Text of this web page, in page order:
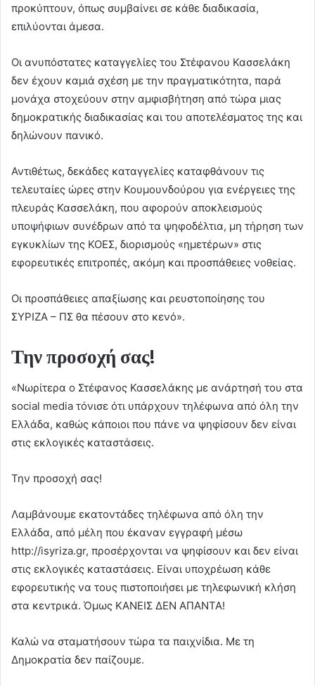
προκύπτουν, όπως συμβαίνει σε κάθε διαδικασία,
επιλύονται άμεσα.
Οι ανυπόστατες καταγγελίες του Στέφανου Κασσελάκη
δεν έχουν καμιά σχέση με την πραγματικότητα, παρά
μονάχα στοχεύουν στην αμφισβήτηση από τώρα μιας
δημοκρατικής διαδικασίας και του αποτελέσματος της και
δηλώνουν πανικό.
Αντιθέτως, δεκάδες καταγγελίες καταφθάνουν τις
τελευταίες ώρες στην Κουμουνδούρου για ενέργειες της
πλευράς Κασσελάκη, που αφορούν αποκλεισμούς
υποψήφιων συνέδρων από τα ψηφοδέλτια, μη τήρηση των
εγκυκλίων της ΚΟΕΣ, διορισμούς «ημετέρων» στις
εφορευτικές επιτροπές, ακόμη και προσπάθειες νοθείας.
Οι προσπάθειες απαξίωσης και ρευστοποίησης του
ΣΥΡΙΖΑ – ΠΣ θα πέσουν στο κενό».
Την προσοχή σας!
«Νωρίτερα ο Στέφανος Κασσελάκης με ανάρτησή του στα
social media τόνισε ότι υπάρχουν τηλέφωνα από όλη την
Ελλάδα, καθώς κάποιοι που πάνε να ψηφίσουν δεν είναι
στις εκλογικές καταστάσεις.
Την προσοχή σας!
Λαμβάνουμε εκατοντάδες τηλέφωνα από όλη την
Ελλάδα, από μέλη που έκαναν εγγραφή μέσω
http://isyriza.gr, προσέρχονται να ψηφίσουν και δεν είναι
στις εκλογικές καταστάσεις. Είναι υποχρέωση κάθε
εφορευτικής να τους πιστοποιήσει με τηλεφωνική κλήση
στα κεντρικά. Όμως ΚΑΝΕΙΣ ΔΕΝ ΑΠΑΝΤΑ!
Καλώ να σταματήσουν τώρα τα παιχνίδια. Με τη
Δημοκρατία δεν παίζουμε.